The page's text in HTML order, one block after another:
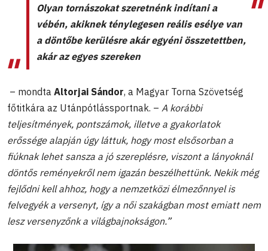
Olyan tornászokat szeretnénk indítani a
vébén, akiknek ténylegesen reális esélye van
a döntőbe kerülésre akár egyéni összetettben,
akár az egyes szereken
– mondta Altorjai Sándor, a Magyar Torna Szövetség
főtitkára az Utánpótlássportnak. – A korábbi
teljesítmények, pontszámok, illetve a gyakorlatok
erőssége alapján úgy láttuk, hogy most elsősorban a
fiúknak lehet sansza a jó szereplésre, viszont a lányoknál
döntős reményekről nem igazán beszélhettünk. Nekik még
fejlődni kell ahhoz, hogy a nemzetközi élmezőnnyel is
felvegyék a versenyt, így a női szakágban most emiatt nem
lesz versenyzőnk a világbajnokságon.”